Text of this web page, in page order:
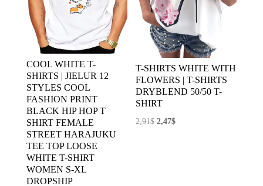
COOL WHITE T-
SHIRTS | JIELUR 12
STYLES COOL
FASHION PRINT
BLACK HIP HOP T
SHIRT FEMALE
STREET HARAJUKU
TEE TOP LOOSE
WHITE T-SHIRT
WOMEN S-XL
DROPSHIP
T-SHIRTS WHITE WITH
FLOWERS | T-SHIRTS
DRYBLEND 50/50 T-
SHIRT
2,91$ El
2,47$El